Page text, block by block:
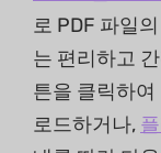
로 PDF 파일
는 편리하고
튼을 클릭하
로드하거나,